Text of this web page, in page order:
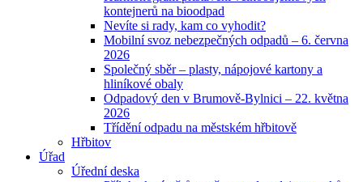
kontejnerů na bioodpad
Nevíte si rady, kam co vyhodit?
Mobilní svoz nebezpečných odpadů – 6. června
2026
Společný sběr – plasty, nápojové kartony a
hliníkové obaly
Odpadový den v Brumově-Bylnici – 22. května
2026
Třídění odpadu na městském hřbitově
Hřbitov
Úřad
Úřední deska